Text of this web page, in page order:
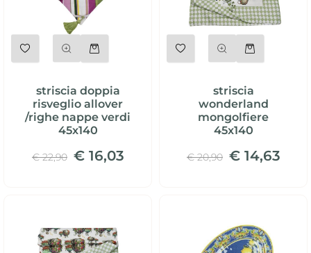
striscia doppia
risveglio allover
/righe nappe verdi
45x140
€ 22,90 € 16,03
striscia
wonderland
mongolfiere
45x140
€ 20,90 € 14,63